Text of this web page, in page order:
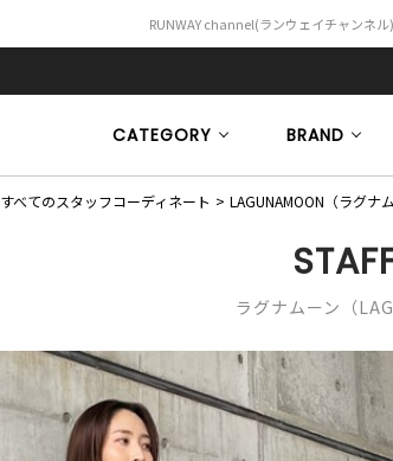
RUNWAY channel(ランウェイチャンネル
CATEGORY BRAND
すべてのスタッフコーディネート LAGUNAMOON（ラグナ
ラグナムーン（